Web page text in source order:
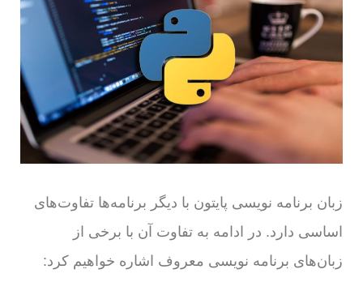
زبان برنامه نویسی پایتون با دیگر برنامه‌ها تفاوت‌های
اساسی دارد. در ادامه به تفاوت آن با برخی از
زبان‌های برنامه نویسی معروف اشاره خواهیم کرد: